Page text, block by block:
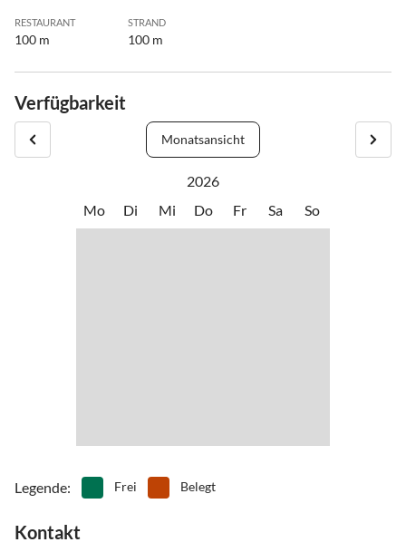
RESTAURANT
100 m
STRAND
100 m
Verfügbarkeit
Monatsansicht
2026
Mo
Di Mi Do Fr Sa So
Legende: Frei Belegt
Kontakt